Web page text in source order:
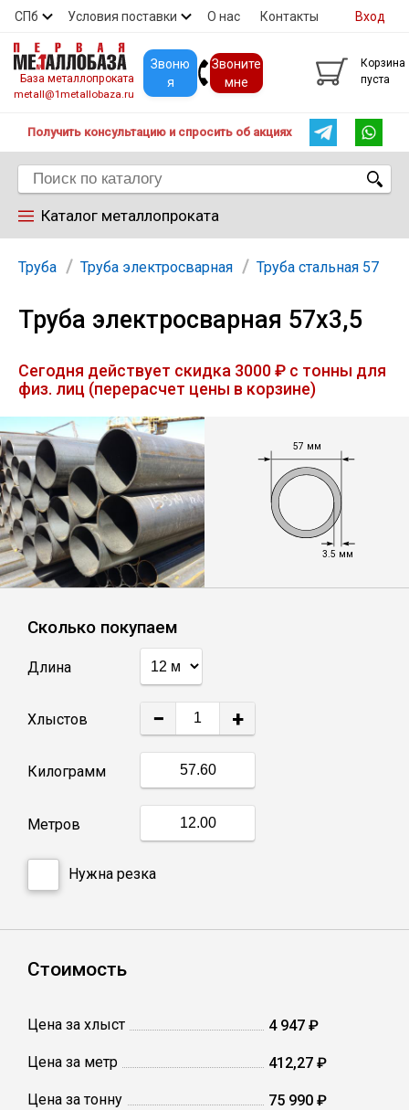
СПб Условия поставки О нас Контакты
Скидки Прайс Покупателям
Вход
База металлопроката
metall@1metallobaza.ru
Звоню
я
Звоните
мне
Корзина
пуста
Получить консультацию и спросить об акциях
Каталог металлопроката
Арматура
Труба профильная
Труба
Лист
Уголок
Балка
Швеллер
Квадрат
Катанка
Столбы заборные
Круги абразивные
Труба Труба электросварная Труба стальная 57
Труба электросварная 57х3,5
Сегодня действует скидка 3000 ₽ с тонны для
физ. лиц (перерасчет цены в корзине)
57 мм
3.5 мм
Сколько покупаем
Длина
Хлыстов − +
Килограмм
Метров
Нужна резка
Стоимость
Цена за хлыст 4 947 ₽
Цена за метр 412,27 ₽
Цена за тонну 75 990 ₽